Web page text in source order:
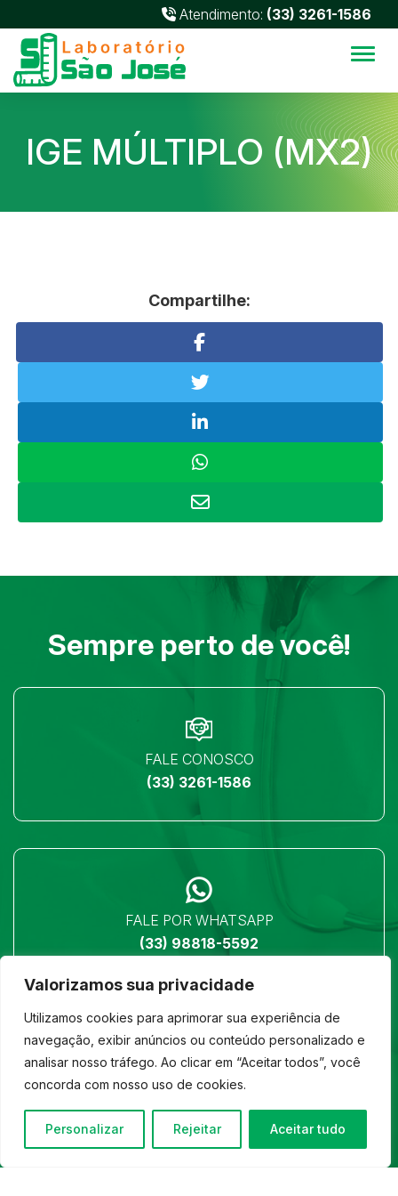
Valorizamos sua privacidade
Utilizamos cookies para aprimorar sua experiência de
navegação, exibir anúncios ou conteúdo personalizado e
analisar nosso tráfego. Ao clicar em “Aceitar todos”, você
concorda com nosso uso de cookies.
Personalizar Rejeitar Aceitar tudo
Atendimento: (33) 3261-1586
IGE MÚLTIPLO (MX2)
Compartilhe:
Sempre perto de você!
FALE CONOSCO
(33) 3261-1586
FALE POR WHATSAPP
(33) 98818-5592
LOCALIZAÇÃO